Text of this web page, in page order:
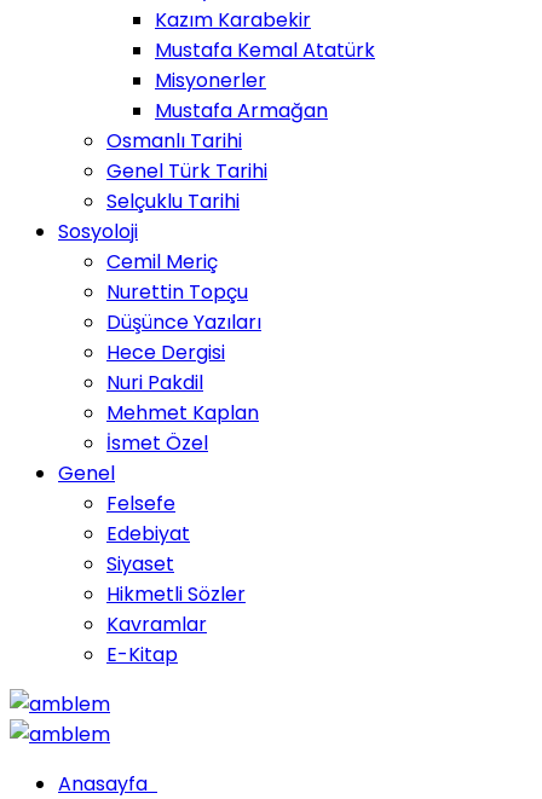
Kazım Karabekir
Mustafa Kemal Atatürk
Misyonerler
Mustafa Armağan
Osmanlı Tarihi
Genel Türk Tarihi
Selçuklu Tarihi
Sosyoloji
Cemil Meriç
Nurettin Topçu
Düşünce Yazıları
Hece Dergisi
Nuri Pakdil
Mehmet Kaplan
İsmet Özel
Genel
Felsefe
Edebiyat
Siyaset
Hikmetli Sözler
Kavramlar
E-Kitap
Anasayfa